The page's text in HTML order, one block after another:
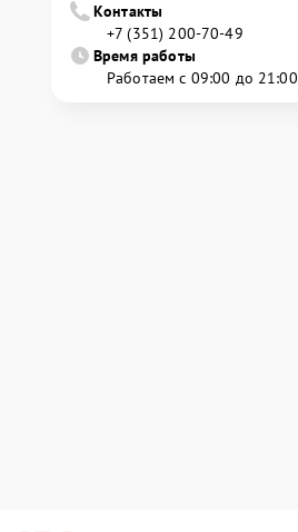
Контакты
+7 (351) 200-70-49
Время работы
Работаем с 09:00 до 21:00